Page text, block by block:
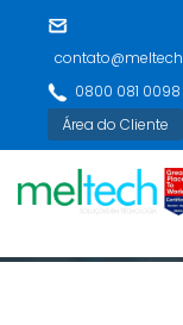
0800 081 0098
Área do Cliente